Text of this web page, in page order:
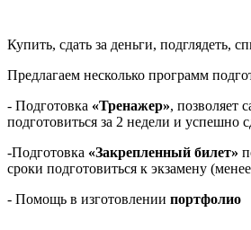
Купить, сдать за деньги, подглядеть,
Предлагаем несколько программ
- Подготовка «Тренажер», позволяет
подготовиться за 2 недели и успешно
-Подготовка «Закрепленный билет»
сроки подготовиться к экзамену
- Помощь в изготовлении портфолио